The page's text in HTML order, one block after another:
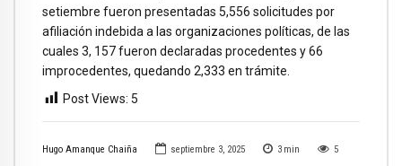
Hugo Amanque Chaiña septiembre 3, 2025 3 min 5
setiembre fueron presentadas 5,556 solicitudes por
afiliación indebida a las organizaciones políticas, de las
cuales 3, 157 fueron declaradas procedentes y 66
improcedentes, quedando 2,333 en trámite.
Post Views: 5